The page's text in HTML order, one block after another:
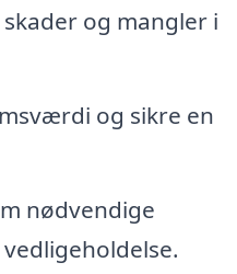
og mangler i
og sikre en
nødvendige